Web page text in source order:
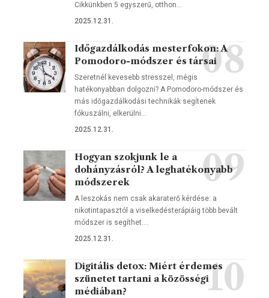
Cikkünkben 5 egyszerű, otthon…
2025.12.31.
Időgazdálkodás mesterfokon: A
Pomodoro-módszer és társai
Szeretnél kevesebb stresszel, mégis
hatékonyabban dolgozni? A Pomodoro-módszer és
más időgazdálkodási technikák segítenek
fókuszálni, elkerülni…
2025.12.31.
Hogyan szokjunk le a
dohányzásról? A leghatékonyabb
módszerek
A leszokás nem csak akaraterő kérdése: a
nikotintapasztól a viselkedésterápiáig több bevált
módszer is segíthet.…
2025.12.31.
Digitális detox: Miért érdemes
szünetet tartani a közösségi
médiában?